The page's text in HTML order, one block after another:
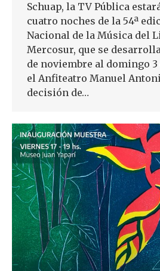
Schuap, la TV Pública
cuatro noches de la 54ª
Nacional de la Música del
Mercosur, que se
de noviembre al domingo
el Anfiteatro Manuel
decisión de…